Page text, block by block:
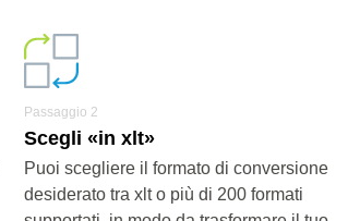
Passaggio 2
Scegli «in xlt»
Puoi scegliere il formato di conversione
desiderato tra xlt o più di 200 formati